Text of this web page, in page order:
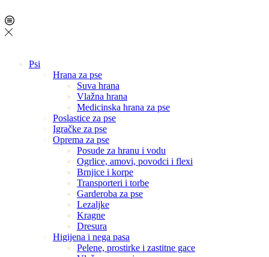
Psi
Hrana za pse
Suva hrana
Vlažna hrana
Medicinska hrana za pse
Poslastice za pse
Igračke za pse
Oprema za pse
Posude za hranu i vodu
Ogrlice, amovi, povodci i flexi
Brnjice i korpe
Transporteri i torbe
Garderoba za pse
Lezaljke
Kragne
Dresura
Higijena i nega pasa
Pelene, prostirke i zastitne gace